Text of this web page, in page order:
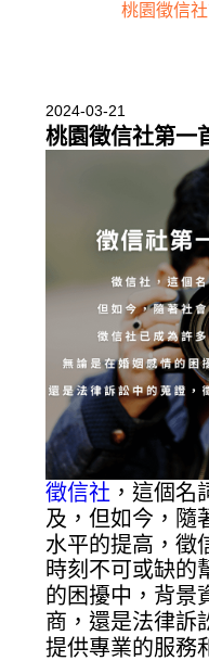
桃園徵信
2024-03-21
桃園徵信社第一
徵信社 ，這個名
及，但如今，隨
水平的提高，徵
時刻不可或缺的
的困擾中，背景
商，還是法律訴
提供專業的服務